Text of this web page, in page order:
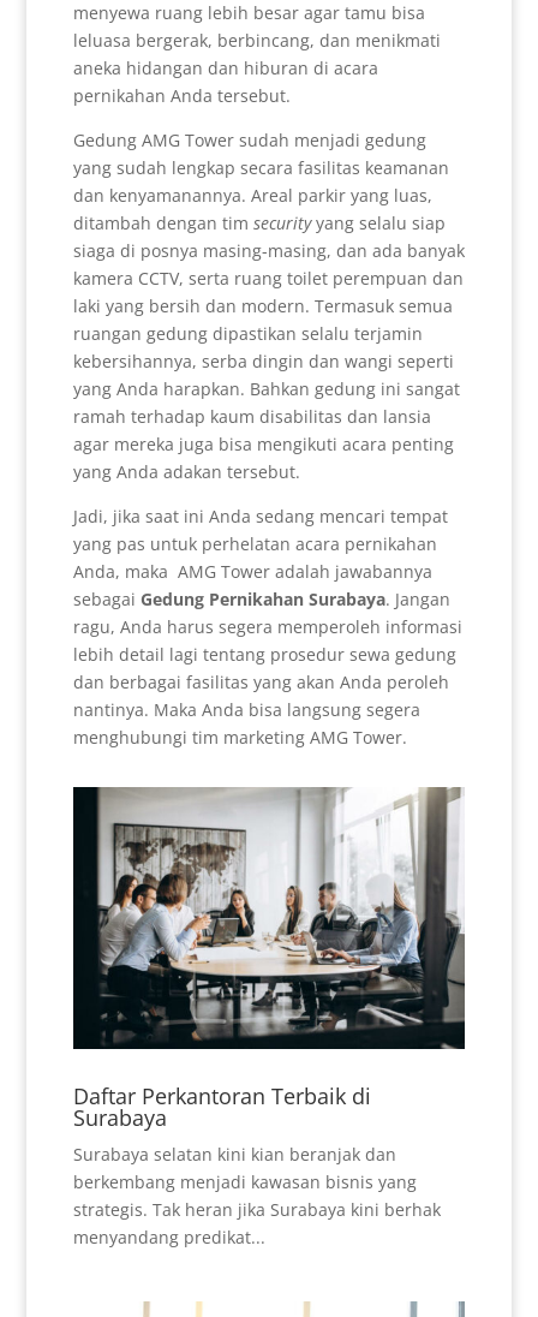
menyewa ruang lebih besar agar tamu bisa
leluasa bergerak, berbincang, dan menikmati
aneka hidangan dan hiburan di acara
pernikahan Anda tersebut.
Gedung AMG Tower sudah menjadi gedung
yang sudah lengkap secara fasilitas keamanan
dan kenyamanannya. Areal parkir yang luas,
ditambah dengan tim securityyang selalu siap
siaga di posnya masing-masing, dan ada banyak
kamera CCTV, serta ruang toilet perempuan dan
laki yang bersih dan modern. Termasuk semua
ruangan gedung dipastikan selalu terjamin
kebersihannya, serba dingin dan wangi seperti
yang Anda harapkan. Bahkan gedung ini sangat
ramah terhadap kaum disabilitas dan lansia
agar mereka juga bisa mengikuti acara penting
yang Anda adakan tersebut.
Jadi, jika saat ini Anda sedang mencari tempat
yang pas untuk perhelatan acara pernikahan
Anda, maka AMG Tower adalah jawabannya
sebagai Gedung Pernikahan Surabaya. Jangan
ragu, Anda harus segera memperoleh informasi
lebih detail lagi tentang prosedur sewa gedung
dan berbagai fasilitas yang akan Anda peroleh
nantinya. Maka Anda bisa langsung segera
menghubungi tim marketing AMG Tower.
Daftar Perkantoran Terbaik di
Surabaya
Surabaya selatan kini kian beranjak dan
berkembang menjadi kawasan bisnis yang
strategis. Tak heran jika Surabaya kini berhak
menyandang predikat...